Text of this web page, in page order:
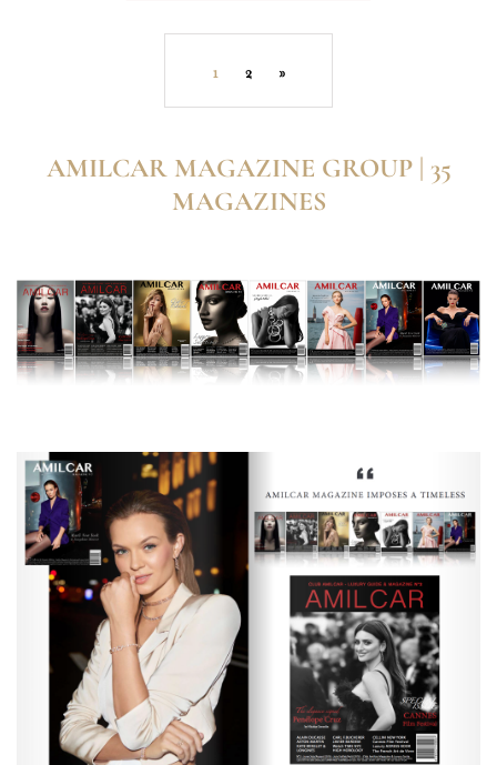
1 2 »
AMILCAR MAGAZINE GROUP | 35
MAGAZINES